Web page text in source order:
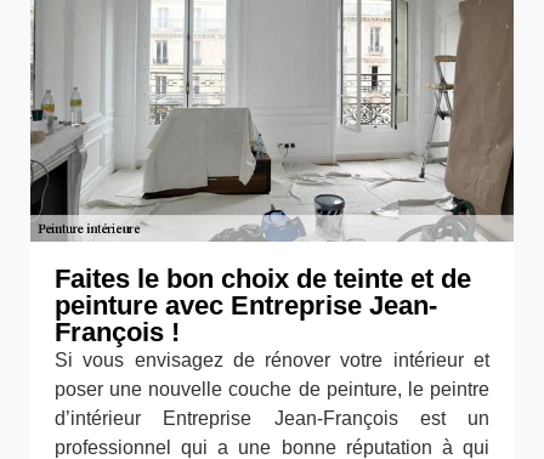
Faites le bon choix de teinte et de
peinture avec Entreprise Jean-
François !
Si vous envisagez de rénover votre intérieur et
poser une nouvelle couche de peinture, le peintre
d’intérieur Entreprise Jean-François est un
professionnel qui a une bonne réputation à qui